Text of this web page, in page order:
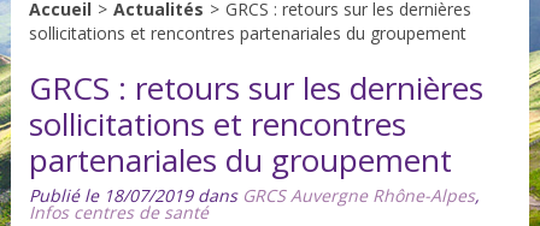
Accueil > Actualités > GRCS : retours sur les dernières
sollicitations et rencontres partenariales du groupement
GRCS : retours sur les dernières
sollicitations et rencontres
partenariales du groupement
Publié le 18/07/2019 dans GRCS Auvergne Rhône-Alpes,
Infos centres de santé